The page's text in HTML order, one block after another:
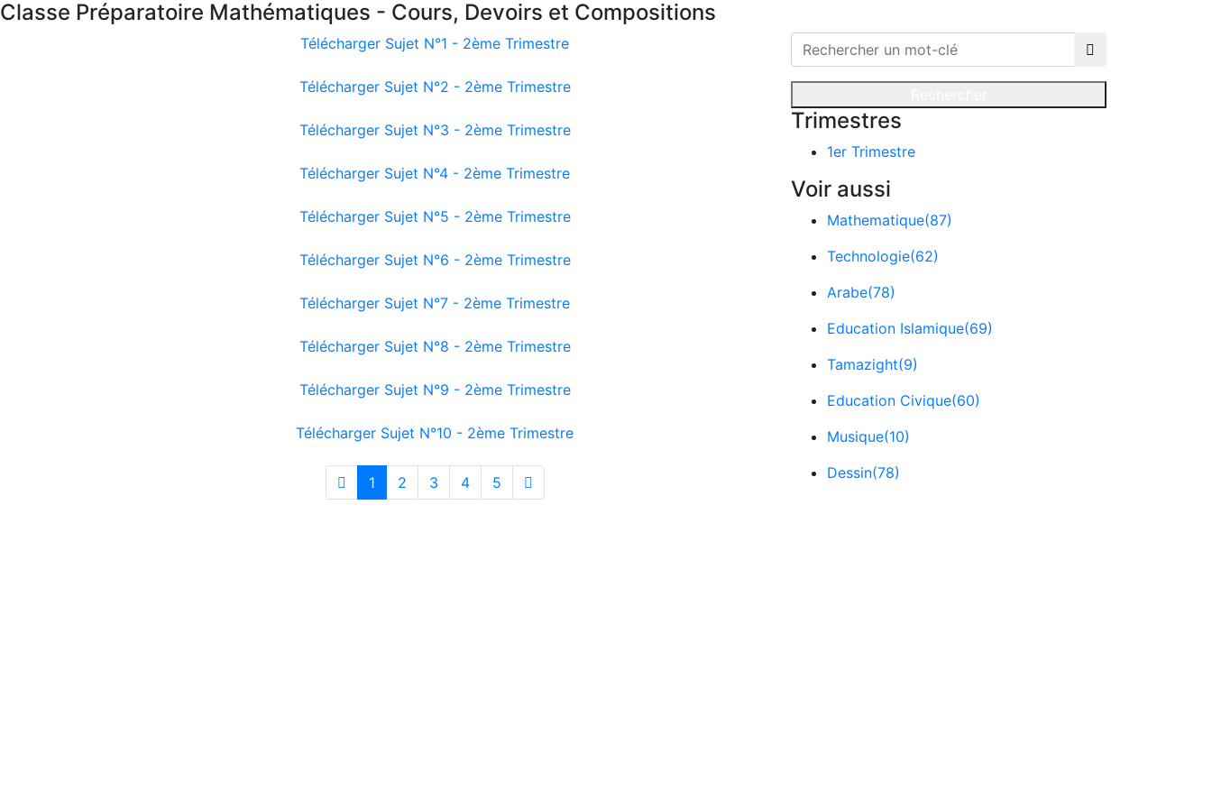
Classe Préparatoire Mathématiques - Cours, Devoirs et Compositions
Télécharger Sujet N°1 - 2ème Trimestre
Télécharger Sujet N°2 - 2ème Trimestre
Télécharger Sujet N°3 - 2ème Trimestre
Télécharger Sujet N°4 - 2ème Trimestre
Télécharger Sujet N°5 - 2ème Trimestre
Télécharger Sujet N°6 - 2ème Trimestre
Télécharger Sujet N°7 - 2ème Trimestre
Télécharger Sujet N°8 - 2ème Trimestre
Télécharger Sujet N°9 - 2ème Trimestre
Télécharger Sujet N°10 - 2ème Trimestre
1 2 3 4 5
Trimestres
1er Trimestre
Voir aussi
Mathematique(87)
Technologie(62)
Arabe(78)
Education Islamique(69)
Tamazight(9)
Education Civique(60)
Musique(10)
Dessin(78)